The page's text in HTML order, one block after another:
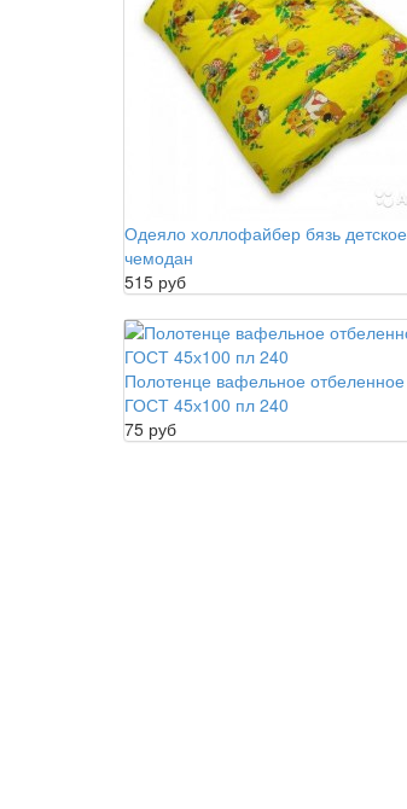
Одеяло холлофайбер бязь детское
чемодан
515 руб
Полотенце вафельное отбеленное
ГОСТ 45х100 пл 240
75 руб